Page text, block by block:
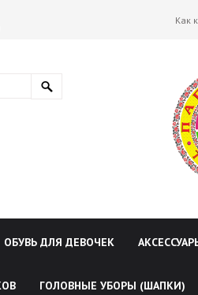
Как
ОБУВЬ ДЛЯ ДЕВОЧЕК
ГОЛОВНЫЕ УБОРЫ (ШАПКИ)